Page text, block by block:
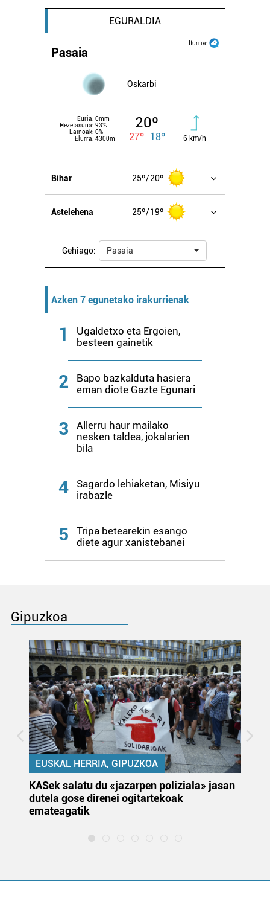
EGURALDIA
Iturria:
Pasaia
Oskarbi
Euria: 0mm
Hezetasuna: 93%
Lainoak: 0%
Elurra: 4300m
20º
27º 18º 6 km/h
Bihar 25º 20º
Astelehena 25º 19º
Gehiago: Pasaia
Azken 7 egunetako irakurrienak
1
Ugaldetxo eta Ergoien,
besteen gainetik
2
Bapo bazkalduta hasiera
eman diote Gazte Egunari
3
Allerru haur mailako
nesken taldea, jokalarien
bila
4
Sagardo lehiaketan, Misiyu
irabazle
5
Tripa betearekin esango
diete agur xanistebanei
Gipuzkoa
EUSKAL HERRIA, GIPUZKOA
KASek salatu du «jazarpen poliziala» jasan
dutela gose direnei ogitartekoak
emateagatik